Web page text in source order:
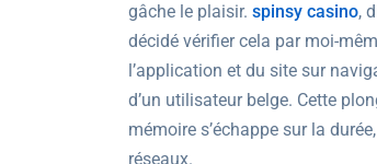
gâche le plaisir. spinsy casino,
décidé vérifier cela par moi-
l’application et du site sur
d’un utilisateur belge. Cette
mémoire s’échappe sur la
réseaux.